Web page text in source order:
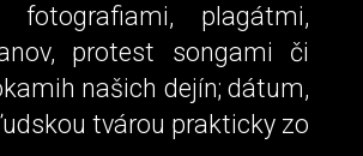
plagátmi,
protest songami či
našich dejín; dátum,
tvárou prakticky zo